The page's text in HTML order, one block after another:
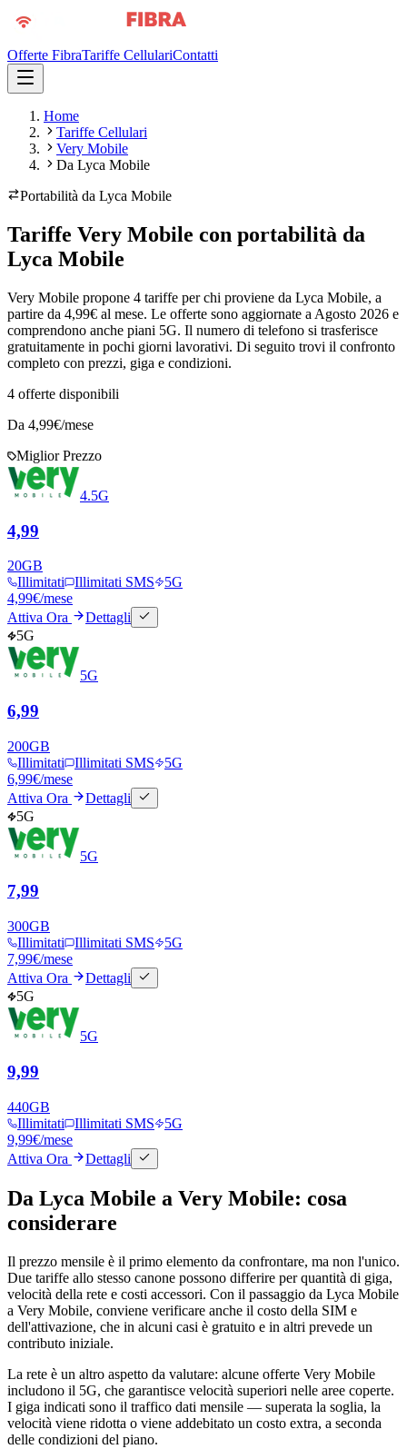
Offerte FibraTariffe CellulariContatti
Home
Tariffe Cellulari
Very Mobile
Da Lyca Mobile
Portabilità da Lyca Mobile
Tariffe Very Mobile con portabilità da
Lyca Mobile
Very Mobile propone 4 tariffe per chi proviene da Lyca Mobile, a
partire da 4,99€ al mese. Le offerte sono aggiornate a Agosto 2026 e
comprendono anche piani 5G. Il numero di telefono si trasferisce
gratuitamente in pochi giorni lavorativi. Di seguito trovi il confronto
completo con prezzi, giga e condizioni.
4 offerte disponibili
Da 4,99€/mese
Miglior Prezzo
4.5G
4,99
20GB
Illimitati
Illimitati SMS
5G
4,99€/mese
Attiva Ora
Dettagli
5G
5G
6,99
200GB
Illimitati
Illimitati SMS
5G
6,99€/mese
Attiva Ora
Dettagli
5G
5G
7,99
300GB
Illimitati
Illimitati SMS
5G
7,99€/mese
Attiva Ora
Dettagli
5G
5G
9,99
440GB
Illimitati
Illimitati SMS
5G
9,99€/mese
Attiva Ora
Dettagli
Da Lyca Mobile a Very Mobile: cosa
considerare
Il prezzo mensile è il primo elemento da confrontare, ma non l'unico.
Due tariffe allo stesso canone possono differire per quantità di giga,
velocità della rete e costi accessori. Con il passaggio da Lyca Mobile
a Very Mobile, conviene verificare anche il costo della SIM e
dell'attivazione, che in alcuni casi è gratuito e in altri prevede un
contributo iniziale.
La rete è un altro aspetto da valutare: alcune offerte Very Mobile
includono il 5G, che garantisce velocità superiori nelle aree coperte.
I giga indicati sono il traffico dati mensile — superata la soglia, la
velocità viene ridotta o viene addebitato un costo extra, a seconda
delle condizioni del piano.